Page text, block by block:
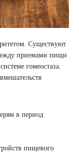
Существуют
приемами пищи
гомеостаза.
в период
пищевого